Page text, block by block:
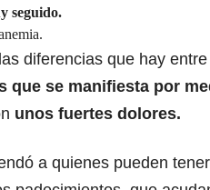
seguido.
diferencias que hay
que se manifiesta por
unos fuertes dolores.
a quienes pueden tener